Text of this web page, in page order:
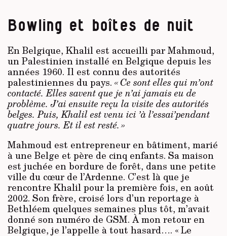
Bowling et boîtes de nuit
En Belgique, Khalil est accueilli par Mahmoud,
un Palestinien installé en Belgique depuis les
années 1960. Il est connu des autorités
palestiniennes du pays. « Ce sont elles qui m’ont
contacté. Elles savent que je n’ai jamais eu de
problème. J’ai ensuite reçu la visite des autorités
belges. Puis, Khalil est venu ici ’à l’essai’pendant
quatre jours. Et il est resté. »
Mahmoud est entrepreneur en bâtiment, marié
à une Belge et père de cinq enfants. Sa maison
est juchée en bordure de forêt, dans une petite
ville du cœur de l’Ardenne. C’est là que je
rencontre Khalil pour la première fois, en août
2002. Son frère, croisé lors d’un reportage à
Bethléem quelques semaines plus tôt, m’avait
donné son numéro de GSM. À mon retour en
Belgique, je l’appelle à tout hasard…. « Le